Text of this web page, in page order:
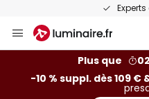
Allez
au
Plus que
-10 % suppl. dès 109 €